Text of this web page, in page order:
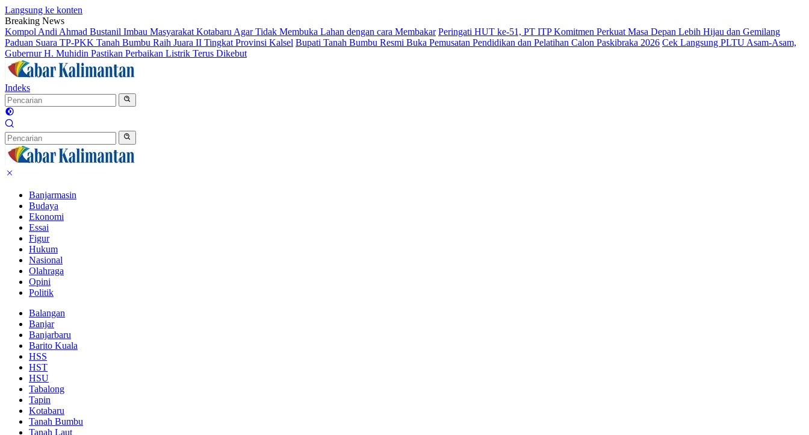
Langsung ke konten
Breaking News
Kompol Andi Ahmad Bustanil Imbau Masyarakat Kotabaru Agar Tidak Membuka Lahan dengan cara Membakar Peringati HUT ke-51, PT ITP Komitmen Perkuat Masa Depan Lebih Hijau dan Gemilang
Paduan Suara TP-PKK Tanah Bumbu Raih Juara II Tingkat Provinsi Kalsel Bupati Tanah Bumbu Resmi Buka Pemusatan Pendidikan dan Pelatihan Calon Paskibraka 2026 Cek Langsung PLTU Asam-Asam,
Gubernur H. Muhidin Pastikan Perbaikan Listrik Terus Dikebut
Indeks
Banjarmasin
Budaya
Ekonomi
Essai
Figur
Hukum
Nasional
Olahraga
Opini
Politik
Balangan
Banjar
Banjarbaru
Barito Kuala
HSS
HST
HSU
Tabalong
Tapin
Kotabaru
Tanah Bumbu
Tanah Laut